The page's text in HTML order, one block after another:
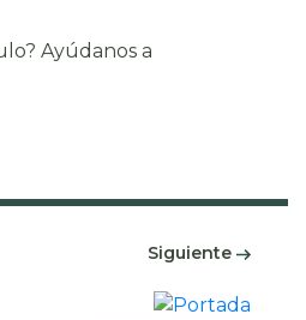
Ayúdanos a
Siguiente